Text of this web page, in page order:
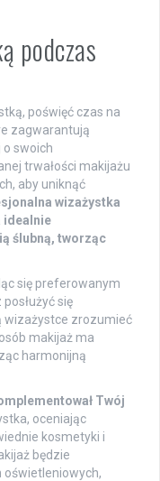
podczas
poświęć czas na
zagwarantują
o swoich
trwałości makijażu
aby uniknąć
wizażystka
idealnie
ślubną, tworząc
się preferowanym
się
wizażystce zrozumieć
makijaż ma
harmonijną
Twój
oceniając
kosmetyki i
będzie
oświetleniowych,